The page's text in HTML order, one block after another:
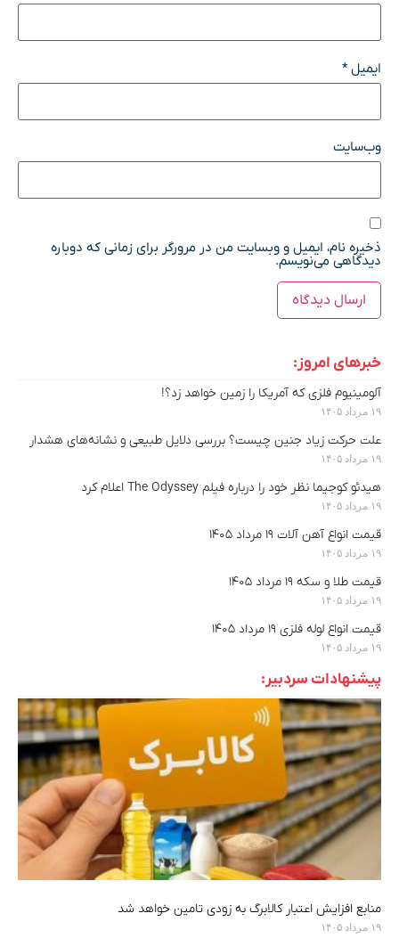
ایمیل*
وب‌سایت
ذخیره نام، ایمیل و وبسایت من در مرورگر برای زمانی که دوباره
دیدگاهی می‌نویسم.
خبرهای امروز:
آلومینیوم فلزی که آمریکا را زمین خواهد زد؟!
۱۹ مرداد ۱۴۰۵
علت حرکت زیاد جنین چیست؟ بررسی دلایل طبیعی و نشانه‌های هشدار
۱۹ مرداد ۱۴۰۵
هیدئو کوجیما نظر خود را درباره فیلم The Odyssey اعلام کرد
۱۹ مرداد ۱۴۰۵
قیمت انواع آهن آلات ۱۹ مرداد ۱۴۰۵
۱۹ مرداد ۱۴۰۵
قیمت طلا و سکه ۱۹ مرداد ۱۴۰۵
۱۹ مرداد ۱۴۰۵
قیمت انواع لوله فلزی ۱۹ مرداد ۱۴۰۵
۱۹ مرداد ۱۴۰۵
پیشنهادات سردبیر:
منابع افزایش اعتبار کالابرگ به زودی تامین خواهد شد
۱۹ مرداد ۱۴۰۵